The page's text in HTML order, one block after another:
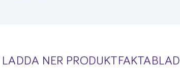
NER PRODUKTFAKTABLAD